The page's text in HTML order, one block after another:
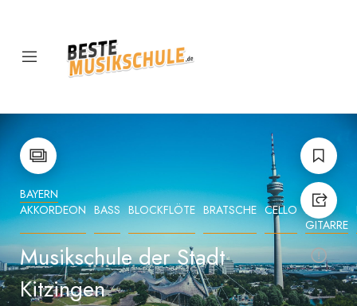
BAYERN
AKKORDEON BASS BLOCKFLÖTE BRATSCHE CELLO E-
GITARRE
Musikschule der Stadt
Kitzingen